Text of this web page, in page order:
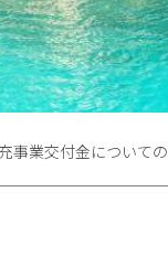
事業交付金について